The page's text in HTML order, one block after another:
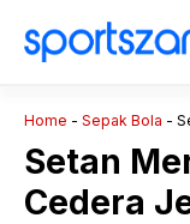
Home - Sepak Bola -
Setan
Cedera